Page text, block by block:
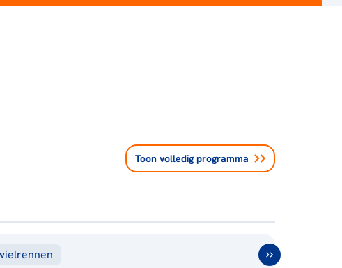
Toon volledig programma